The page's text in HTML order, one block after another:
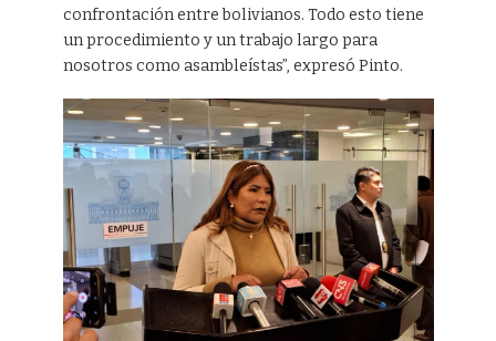
confrontación entre bolivianos. Todo esto tiene
un procedimiento y un trabajo largo para
nosotros como asambleístas”, expresó Pinto.